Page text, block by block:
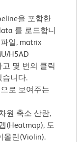
을 포함한
를 로드합니
일, matrix
H5AD
몇 번의 클릭
습니다.
로 보여주는
원 축소 산란,
(Heatmap), 도
올린(Violin).